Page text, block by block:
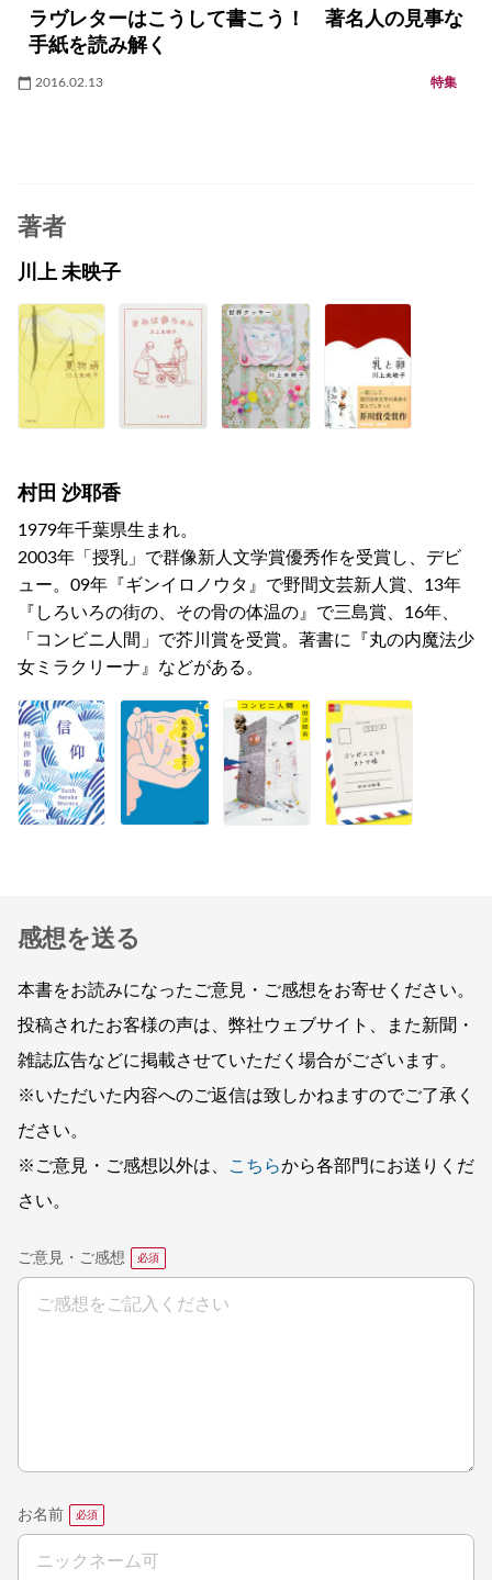
ラヴレターはこうして書こう！ 著名人の見事な
手紙を読み解く
2016.02.13 特集
著者
川上 未映子
村田 沙耶香
1979年千葉県生まれ。
2003年「授乳」で群像新人文学賞優秀作を受賞し、デビ
ュー。09年『ギンイロノウタ』で野間文芸新人賞、13年
『しろいろの街の、その骨の体温の』で三島賞、16年、
「コンビニ人間」で芥川賞を受賞。著書に『丸の内魔法少
女ミラクリーナ』などがある。
感想を送る
本書をお読みになったご意見・ご感想をお寄せください。
投稿されたお客様の声は、弊社ウェブサイト、また新聞・
雑誌広告などに掲載させていただく場合がございます。
※いただいた内容へのご返信は致しかねますのでご了承く
ださい。
※ご意見・ご感想以外は、
こちらから各部門にお送りくだ
さい。
ご意見・ご感想
お名前